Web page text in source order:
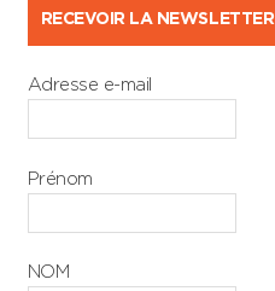
RECEVOIR LA NEWSLETTER
Adresse e-mail
Prénom
NOM